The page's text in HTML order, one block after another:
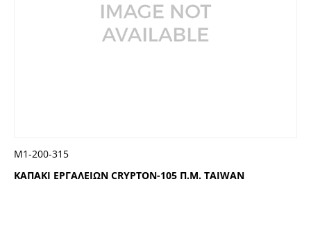
ΚΑΠΑΚΙ ΕΡΓΑΛΕΙΩΝ CRYPTON-105 Π.Μ. TAIWAN
Μ1-200-315